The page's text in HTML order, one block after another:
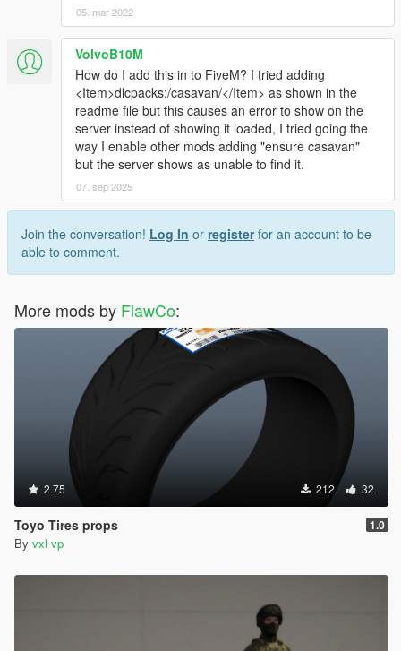
05. mar 2022
VolvoB10M
How do I add this in to FiveM? I tried adding
<Item>dlcpacks:/casavan/</Item> as shown in the
readme file but this causes an error to show on the
server instead of showing it loaded, I tried going the
way I enable other mods adding "ensure casavan"
but the server shows as unable to find it.
07. sep 2025
Join the conversation! Log In or registerfor an account to be
able to comment.
More mods by FlawCo:
2.75 212 32
Toyo Tires props 1.0
By vxl vp